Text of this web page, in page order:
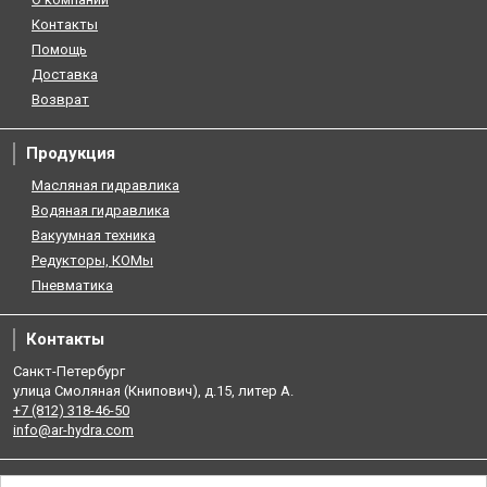
Контакты
Помощь
Доставка
Возврат
Продукция
Масляная гидравлика
Водяная гидравлика
Вакуумная техника
Редукторы, КОМы
Пневматика
Контакты
Санкт-Петербург
улица Смоляная (Книпович), д.15, литер А.
+7 (812) 318-46-50
info@ar-hydra.com